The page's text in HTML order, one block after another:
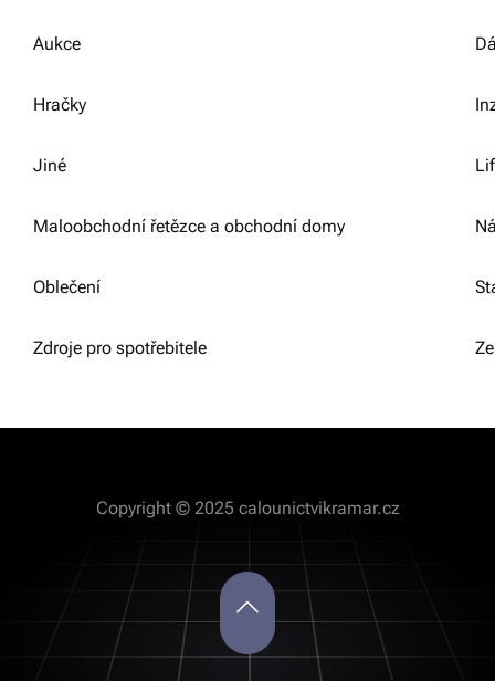
Aukce
Hračky
Jiné
Maloobchodní řetězce a obchodní domy
Oblečení
Zdroje pro spotřebitele
Copyright © 2025 calounictvikramar.cz